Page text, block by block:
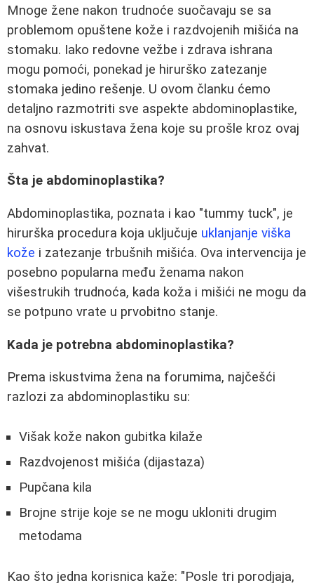
Mnoge žene nakon trudnoće suočavaju se sa
problemom opuštene kože i razdvojenih mišića na
stomaku. Iako redovne vežbe i zdrava ishrana
mogu pomoći, ponekad je hirurško zatezanje
stomaka jedino rešenje. U ovom članku ćemo
detaljno razmotriti sve aspekte abdominoplastike,
na osnovu iskustava žena koje su prošle kroz ovaj
zahvat.
Šta je abdominoplastika?
Abdominoplastika, poznata i kao "tummy tuck", je
hirurška procedura koja uključuje uklanjanje viška
kože i zatezanje trbušnih mišića. Ova intervencija je
posebno popularna među ženama nakon
višestrukih trudnoća, kada koža i mišići ne mogu da
se potpuno vrate u prvobitno stanje.
Kada je potrebna abdominoplastika?
Prema iskustvima žena na forumima, najčešći
razlozi za abdominoplastiku su:
Višak kože nakon gubitka kilaže
Razdvojenost mišića (dijastaza)
Pupčana kila
Brojne strije koje se ne mogu ukloniti drugim
metodama
Kao što jedna korisnica kaže: "Posle tri porodjaja,